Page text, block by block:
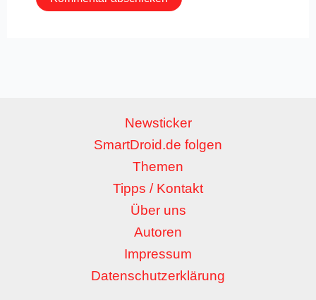
Newsticker
SmartDroid.de folgen
Themen
Tipps / Kontakt
Über uns
Autoren
Impressum
Datenschutzerklärung